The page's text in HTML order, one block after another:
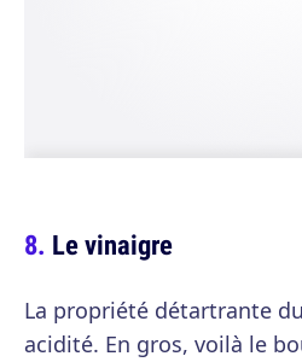
Le vinaigre
La propriété détartrante
acidité. En gros, voilà le